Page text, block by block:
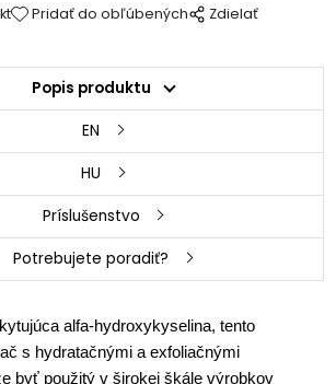
Pridať do obľúbených Zdielať
Popis produktu
EN
HU
Príslušenstvo
Potrebujete poradiť?
alfa-hydroxykyselina, tento
s hydratačnými a exfoliačnými
byť použitý v širokej škále výrobkov